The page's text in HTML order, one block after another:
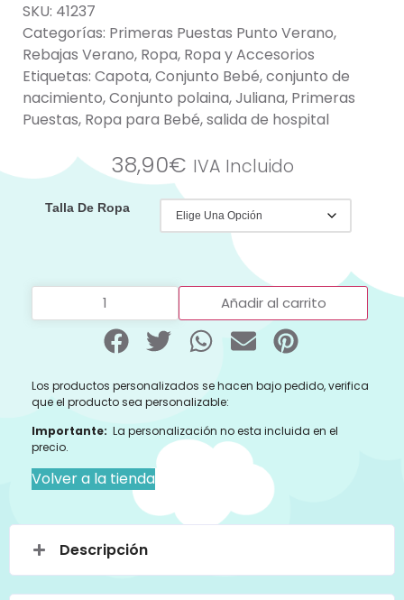
SKU: 41237
Categorías: Primeras Puestas Punto Verano,
Rebajas Verano, Ropa, Ropa y Accesorios
Etiquetas: Capota,Conjunto Bebé,conjunto de
nacimiento,Conjunto polaina,Juliana, Primeras
Puestas, Ropa para Bebé,salida de hospital
38,90€ IVA Incluido
Talla De Ropa
Añadir al carrito
Los productos personalizados se hacen bajo pedido, verifica
que el producto sea personalizable:
Importante: La personalización no esta incluida en el
precio.
Volver a la tienda
Descripción